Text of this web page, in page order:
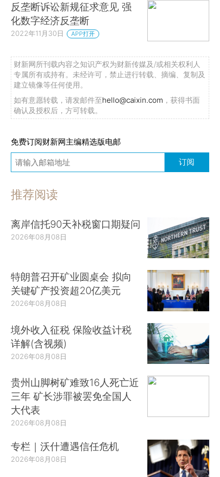
反垄断诉讼新规征求意见 强
化数字经济反垄断
2022年11月30日 APP打开
财新网所刊载内容之知识产权为财新传媒及/或相关权利人
专属所有或持有。未经许可，禁止进行转载、摘编、复制及
建立镜像等任何使用。
如有意愿转载，请发邮件至hello@caixin.com ，获得书面
确认及授权后，方可转载。
免费订阅财新网主编精选版电邮
订阅
推荐阅读
离岸信托90天补税窗口期疑问
2026年08月08日
特朗普召开矿业圆桌会 拟向
关键矿产投资超20亿美元
2026年08月08日
境外收入征税 保险收益计税
详解(含视频)
2026年08月08日
贵州山脚树矿难致16人死亡近
三年 矿长涉罪被罢免全国人
大代表
2026年08月08日
专栏｜沃什遭遇信任危机
2026年08月08日